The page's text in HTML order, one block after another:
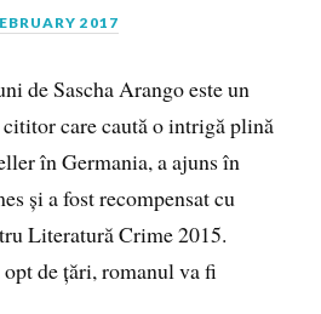
2017
de Sascha Arango este un
care caută o intrigă plină
în Germania, a ajuns în
și a fost recompensat cu
Literatură Crime 2015.
de țări, romanul va fi